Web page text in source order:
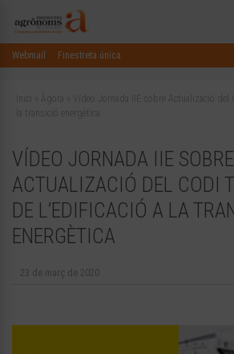
Webmail Finestreta única
Inici Àgora
Vídeo Jornada IIE sobre Actualizació del
la transició energètica
VÍDEO JORNADA IIE SOBRE
ACTUALIZACIÓ DEL CODI
DE L’EDIFICACIÓ A LA
ENERGÈTICA
23 de març de 2020